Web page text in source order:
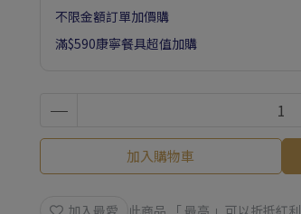
不限金額訂單加價購
滿$590康寧餐具超值加購
加入購物車
加入最愛 此商品 「 最高 」可以折抵紅利